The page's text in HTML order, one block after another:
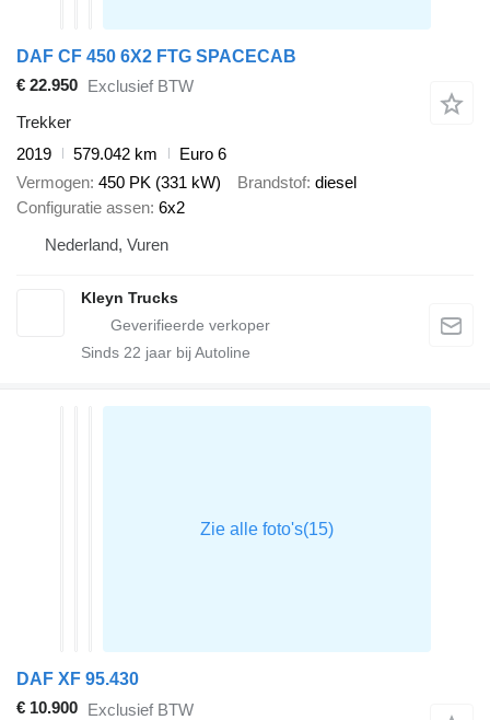
DAF CF 450 6X2 FTG SPACECAB
€ 22.950 Exclusief BTW
Trekker
2019
579.042 km
Euro 6
Vermogen 450 PK (331 kW) Brandstof diesel
Configuratie assen 6x2
Nederland, Vuren
Kleyn Trucks
Sinds 22 jaar bij Autoline
DAF XF 95.430
€ 10.900 Exclusief BTW